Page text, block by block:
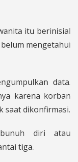
itu berinisial
belum mengetahui
data.
karena korban
saat dikonfirmasi.
bunuh diri atau
tiga.